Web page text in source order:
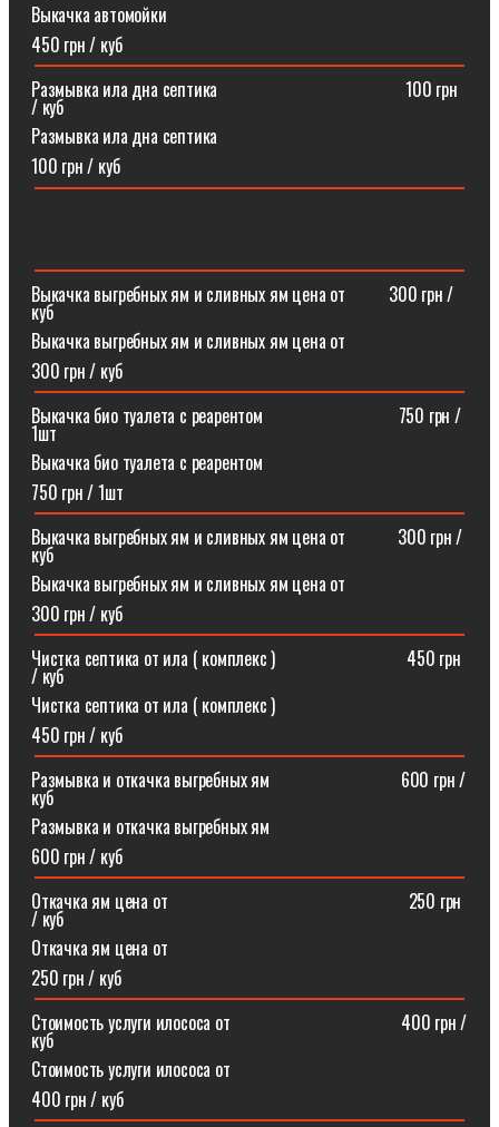
Выкачка автомойки
450 грн / куб
Размывка ила дна септика ⠀⠀⠀⠀⠀⠀⠀⠀⠀⠀⠀⠀⠀⠀100 грн
/ куб
Размывка ила дна септика
100 грн / куб
Выкачка выгребных ям и сливных ям цена от ⠀⠀⠀300 грн /
куб
Выкачка выгребных ям и сливных ям цена от
300 грн / куб
Выкачка био туалета с реарентом ⠀⠀⠀⠀⠀⠀⠀⠀⠀⠀750 грн /
1шт
Выкачка био туалета с реарентом
750 грн / 1шт
Выкачка выгребных ям и сливных ям цена от⠀⠀⠀⠀300 грн /
куб
Выкачка выгребных ям и сливных ям цена от
300 грн / куб
Чистка септика от ила ( комплекс )⠀⠀⠀⠀⠀⠀⠀⠀⠀⠀450 грн
/ куб
Чистка септика от ила ( комплекс )
450 грн / куб
Размывка и откачка выгребных ям⠀⠀⠀⠀⠀⠀⠀⠀⠀⠀600 грн /
куб
Размывка и откачка выгребных ям
600 грн / куб
Откачка ям цена от ⠀⠀⠀⠀⠀⠀⠀⠀⠀⠀⠀⠀⠀⠀⠀⠀⠀⠀250 грн
/ куб
Откачка ям цена от
250 грн / куб
Стоимость услуги илососа от⠀⠀⠀⠀⠀⠀⠀⠀⠀⠀⠀⠀⠀400 грн /
куб
Стоимость услуги илососа от
400 грн / куб